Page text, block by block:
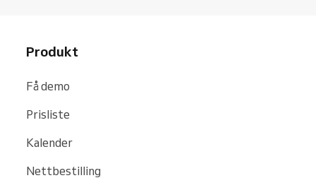
Produkt
Få demo
Prisliste
Kalender
Nettbestilling